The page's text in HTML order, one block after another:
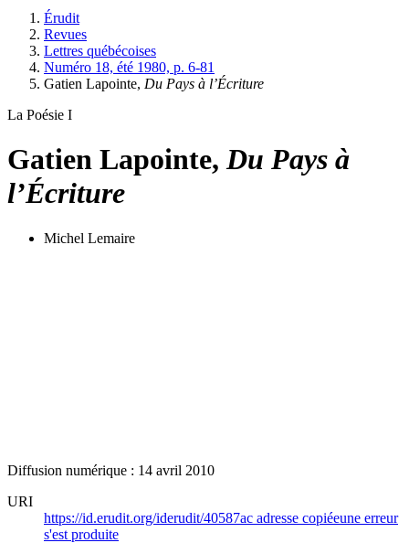
Érudit
Revues
Lettres québécoises
Numéro 18, été 1980, p. 6-81
Gatien Lapointe, Du Pays à l’Écriture
La Poésie I
Gatien Lapointe, Du Pays à
l’Écriture
Michel Lemaire
Diffusion numérique : 14 avril 2010
URI
https://id.erudit.org/iderudit/40587ac adresse copiéeune erreur
s'est produite